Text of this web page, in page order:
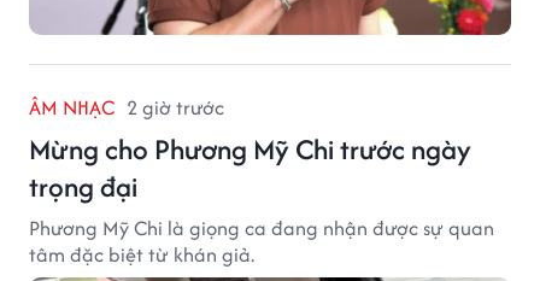
ÂM NHẠC 2 giờ trước
Mừng cho Phương Mỹ Chi trước ngày
trọng đại
Phương Mỹ Chi là giọng ca đang nhận được sự quan
tâm đặc biệt từ khán giả.